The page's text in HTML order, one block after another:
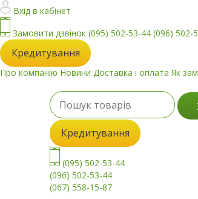
Вхід в кабінет
Замовити дзвінок (095) 502-53-44 (096) 502-
Кредитування
Про компанію Новини Доставка і оплата Як
Кредитування
(095) 502-53-44
(096) 502-53-44
(067) 558-15-87